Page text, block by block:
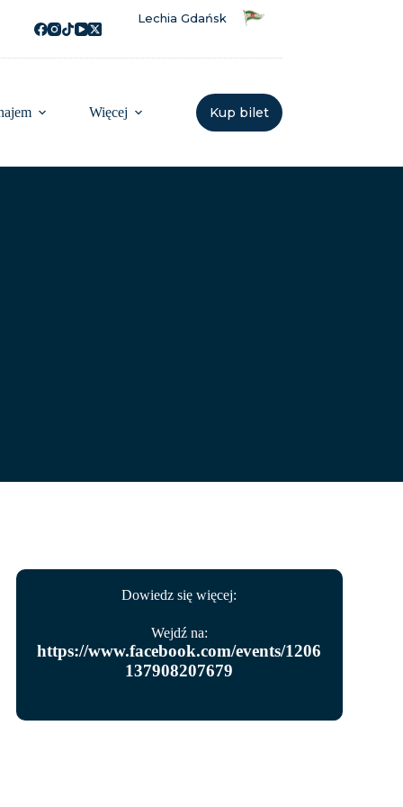
Lechia Gdańsk
Więcej Kup bilet
Dowiedz się więcej:
Wejdź na:
https://www.facebook.com/events/1206
137908207679